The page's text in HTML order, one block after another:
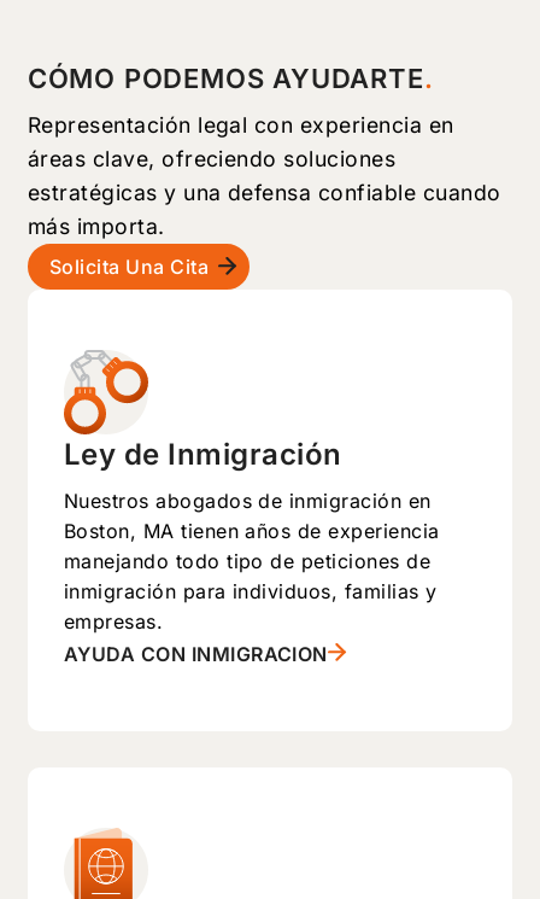
CÓMO PODEMOS AYUDARTE
Representación legal con experiencia en
áreas clave, ofreciendo soluciones
estratégicas y una defensa confiable cuando
más importa.
Solicita Una Cita
Ley de Inmigración
Nuestros abogados de inmigración en
Boston, MA tienen años de experiencia
manejando todo tipo de peticiones de
inmigración para individuos, familias y
empresas.
AYUDA CON INMIGRACION